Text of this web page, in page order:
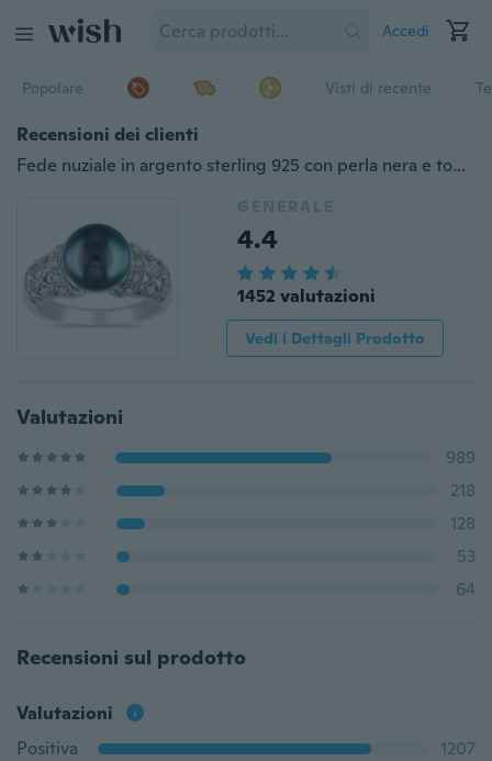
Accedi
Popolare Visti di recente
Recensioni dei clienti
Fede nuziale in argento sterling 925 con perla nera e topazio bianco misura 6-10
GENERALE
4.4
1452 valutazioni
Vedi i Dettagli Prodotto
Valutazioni
989
218
128
53
64
Recensioni sul prodotto
Valutazioni
Positiva
1207